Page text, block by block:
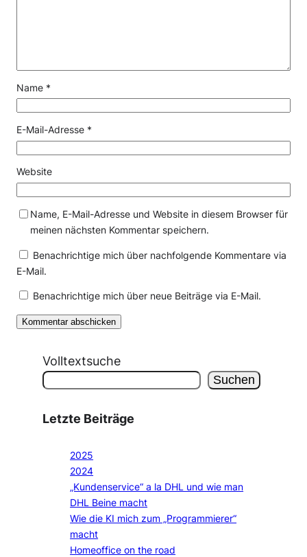
Name *
E-Mail-Adresse *
Website
Name, E-Mail-Adresse und Website in diesem Browser für
meinen nächsten Kommentar speichern.
Benachrichtige mich über nachfolgende Kommentare via
E-Mail.
Benachrichtige mich über neue Beiträge via E-Mail.
Volltextsuche
Suchen
Letzte Beiträge
2025
2024
„Kundenservice“ a la DHL und wie man
DHL Beine macht
Wie die KI mich zum „Programmierer“
macht
Homeoffice on the road